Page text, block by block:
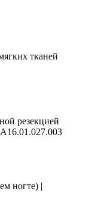
тканей
резекцией
ногте) |